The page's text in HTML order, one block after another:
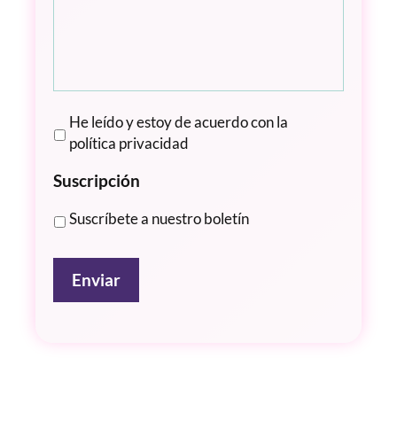
v
s
L
He leído y estoy de acuerdo con la
política privacidad
Suscripción
Suscríbete a nuestro boletín
Enviar